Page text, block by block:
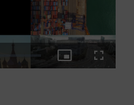
Picture-
in-